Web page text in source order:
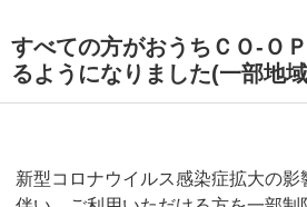
すべての方がおうちＣＯ-Ｏ
るようになりました(一部地域
新型コロナウイルス感染症拡大の影